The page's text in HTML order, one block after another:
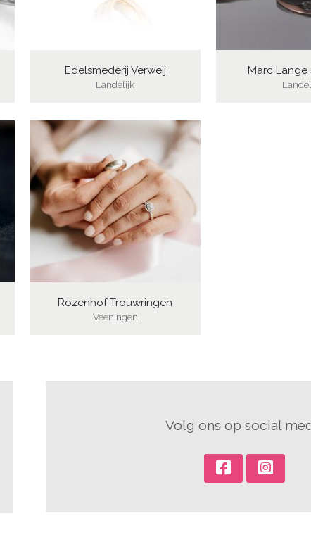
Edelsmederij Verweij
Landelijk
Marc Lange
Rozenhof Trouwringen
Veeningen
Volg ons op social